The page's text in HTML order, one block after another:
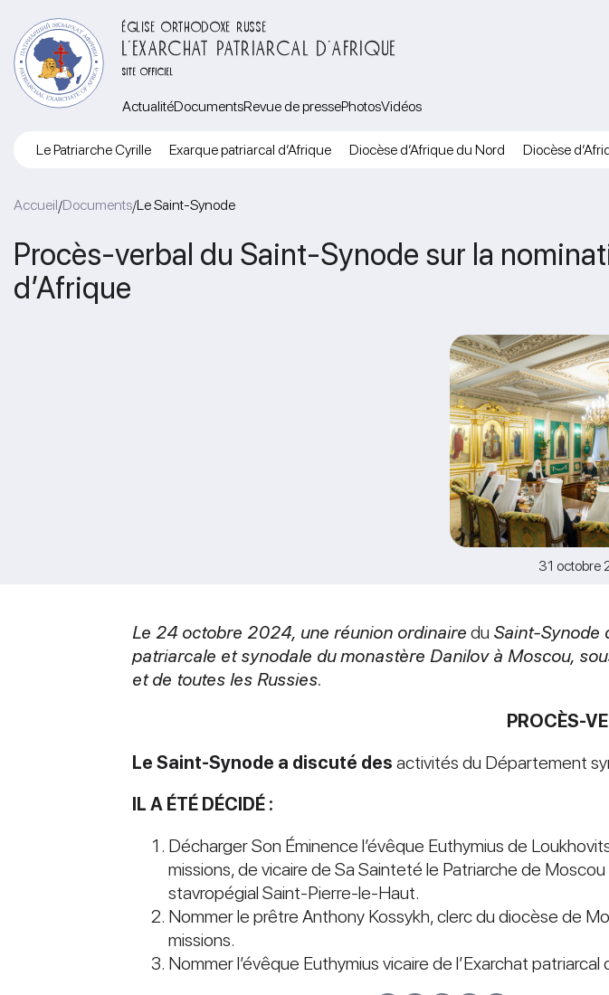
ÉGLISE ORTHODOXE RUSSE
L’EXARCHAT PATRIARCAL D’AFRIQUE
SITE OFFICIEL
ActualitéDocumentsRevue de pressePhotosVidéos
Le Patriarche Cyrille Exarque patriarcal d’Afrique Diocèse d’Afrique du Nord Diocèse
Accueil/Documents/Le Saint-Synode
Procès-verbal du Saint-Synode sur la
d’Afrique
31 octobre
Le 24 octobre 2024, une réunion ordinaire du Saint-Synode
patriarcale et synodale du monastère Danilov à Moscou,
et de toutes les Russies.
PROCÈS-
Le Saint-Synode a discuté des activités du Département
IL A ÉTÉ DÉCIDÉ :
Décharger Son Éminence l’évêque Euthymius de
missions, de vicaire de Sa Sainteté le Patriarche de
stavropégial Saint-Pierre-le-Haut.
Nommer le prêtre Anthony Kossykh, clerc du diocèse de
missions.
Nommer l’évêque Euthymius vicaire de l’Exarchat